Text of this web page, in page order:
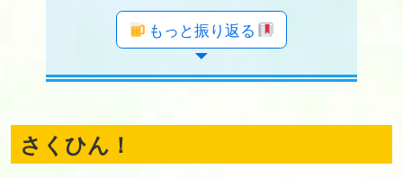
年のツイート
年のツイート
年のツイート
年のツイート
年のツイート
年のツイート
年のツイート
年のツイート
年のツイート
年のツイート
年のツイート
年のツイート
年のツイート
年のツイート
年のツイート
年のツイート
もっと振り返る
さくひん！